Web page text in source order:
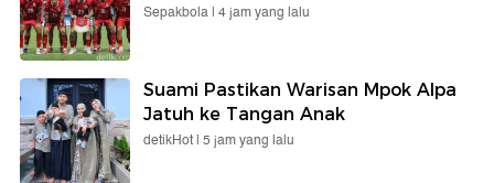
Sepakbola | 4 jam yang lalu
Suami Pastikan Warisan Mpok Alpa
Jatuh ke Tangan Anak
detikHot | 5 jam yang lalu